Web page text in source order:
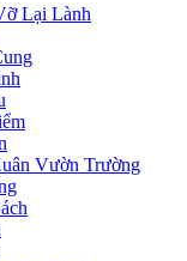
Lại Lành
Vườn Trường